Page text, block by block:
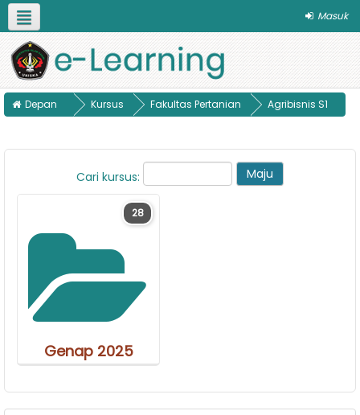
Masuk
Bahasa Indonesia ‎(id)‎ Pilih Program Studi
Panduan
Depan
Kursus Fakultas Pertanian Agribisnis S1
Cari kursus:
28
Genap 2025